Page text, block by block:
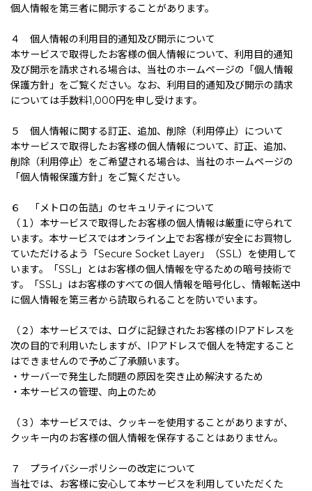
個人情報を第三者に開示することがあります。
４ 個人情報の利用目的通知及び開示について
本サービスで取得したお客様の個人情報について、利用目的通知
及び開示を請求される場合は、当社のホームページの「個人情報
保護方針」をご覧ください。なお、利用目的通知及び開示の請求
については手数料1,000円を申し受けます。
５ 個人情報に関する訂正、追加、削除（利用停止）について
本サービスで取得したお客様の個人情報について、訂正、追加、
削除（利用停止）をご希望される場合は、当社のホームページの
「個人情報保護方針」をご覧ください。
６ 「メトロの缶詰」のセキュリティについて
（１）本サービスで取得したお客様の個人情報は厳重に守られて
います。本サービスではオンライン上でお客様が安全にお買物し
ていただけるよう「Secure Socket Layer」（SSL）を使用して
います。「SSL」とはお客様の個人情報を守るための暗号技術で
す。「SSL」はお客様のすべての個人情報を暗号化し、情報転送中
に個人情報を第三者から読取られることを防いでいます。
（２）本サービスでは、ログに記録されたお客様のIPアドレスを
次の目的で利用いたしますが、IPアドレスで個人を特定すること
はできませんので予めご了承願います。
・サーバーで発生した問題の原因を突き止め解決するため
・本サービスの管理、向上のため
（３）本サービスでは、クッキーを使用することがありますが、
クッキー内のお客様の個人情報を保存することはありません。
７ プライバシーポリシーの改定について
当社では、お客様に安心して本サービスを利用していただくた